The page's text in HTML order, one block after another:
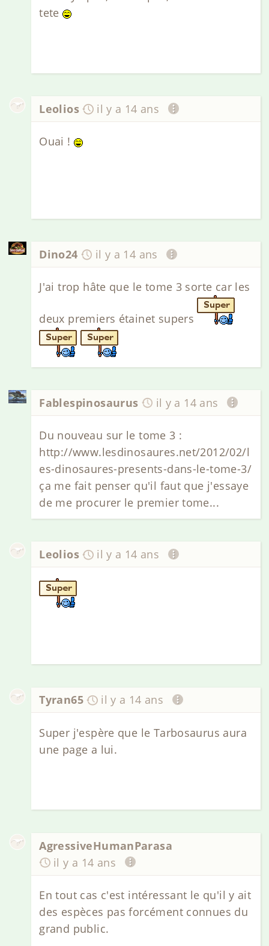
tete
Leolios il y a 14 ans
Ouai !
Dino24 il y a 14 ans
J'ai trop hâte que le tome 3 sorte car les
deux premiers étainet supers
Fablespinosaurus il y a 14 ans
Du nouveau sur le tome 3 :
http://www.lesdinosaures.net/2012/02/l
es-dinosaures-presents-dans-le-tome-3/
ça me fait penser qu'il faut que j'essaye
de me procurer le premier tome...
Leolios il y a 14 ans
Tyran65 il y a 14 ans
Super j'espère que le Tarbosaurus aura
une page a lui.
AgressiveHumanParasa
il y a 14 ans
En tout cas c'est intéressant le qu'il y ait
des espèces pas forcément connues du
grand public.